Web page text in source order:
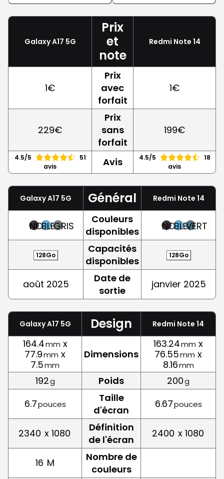
Galaxy A17 5G
Prix
et
note
Redmi Note 14
1€
Prix
avec
forfait
1€
229€
Prix
sans
forfait
199€
4.5/5
51
avis
Avis 4.5/5
18
avis
Galaxy A17 5G Général Redmi Note 14
NOIRBLEUGRIS
Couleurs
disponibles
NOIRBLEUVERT
128Go
Capacités
disponibles
128Go
août 2025
Date de
sortie
janvier 2025
Galaxy A17 5G Design Redmi Note 14
164.4mm x
77.9mm x
7.5mm
Dimensions
163.24mm x
76.55mm x
8.16mm
192g Poids 200g
6.7pouces
Taille
d'écran
6.67pouces
2340 x 1080
Définition
de l'écran
2400 x 1080
16 M
Nombre de
couleurs